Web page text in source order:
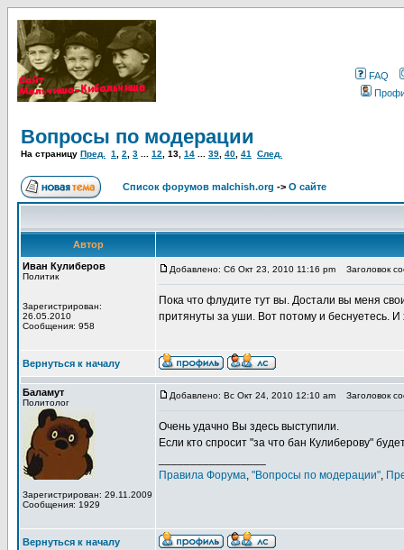
FAQ
Вопросы по модерации
На страницу Пред. 1 2 3 12 13 14 39 40 41 След.
Список форумов malchish.org -> О сайте
Автор
Иван Кулиберов
Политик
Зарегистрирован:
26.05.2010
Сообщения: 958
Добавлено: Сб Окт 23, 2010 11:16 pm Заголовок
Пока что флудите тут вы. Достали вы меня
притянуты за уши. Вот потому и беснуетесь.
Вернуться к началу
Баламут
Политолог
Зарегистрирован: 29.11.2009
Сообщения: 1929
Добавлено: Вс Окт 24, 2010 12:10 am Заголовок
Очень удачно Вы здесь выступили.
Если кто спросит "за что бан Кулиберову"
Правила Форума, "Вопросы по модерации",
Вернуться к началу